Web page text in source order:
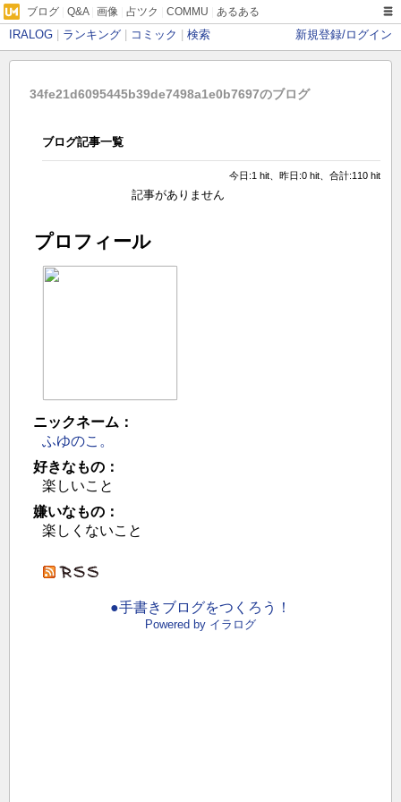
ブログ Q&A| 画像 占ツク COMMU あるある
IRALOG ランキング コミック 検索 新規登録/ログイン
34fe21d6095445b39de7498a1e0b7697のブログ
ブログ記事一覧
今日:1 hit、昨日:0 hit、合計:110 hit
記事がありません
プロフィール
ニックネーム：
ふゆのこ。
好きなもの：
楽しいこと
嫌いなもの：
楽しくないこと
●手書きブログをつくろう！
Powered by イラログ